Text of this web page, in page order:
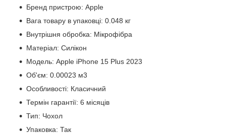
Бренд пристрою: Apple
Вага товару в упаковці: 0.048 кг
Внутрішня обробка: Мікрофібра
Матеріал: Силікон
Модель: Apple iPhone 15 Plus 2023
Об'єм: 0.00023 м3
Особливості: Класичний
Термін гарантії: 6 місяців
Тип: Чохол
Упаковка: Так